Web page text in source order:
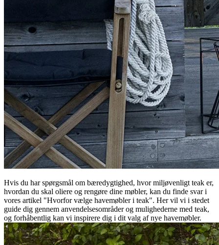
Hvis du har spørgsmål om bæredygtighed, hvor miljøvenligt teak er,
hvordan du skal oliere og rengøre dine møbler, kan du finde svar i
vores artikel "Hvorfor vælge havemøbler i teak". Her vil vi i stedet
guide dig gennem anvendelsesområder og mulighederne med teak,
og forhåbentlig kan vi inspirere dig i dit valg af nye havemøbler.